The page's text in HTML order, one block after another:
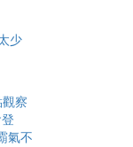
少
察
氣不